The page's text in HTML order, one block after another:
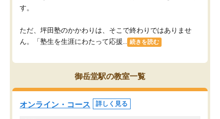
す。
ただ、坪田塾のかかわりは、そこで終わりではありませ
ん。「塾生を生涯にわたって応援...
続きを読む
御岳堂駅の教室一覧
オンライン・コース 詳しく見る